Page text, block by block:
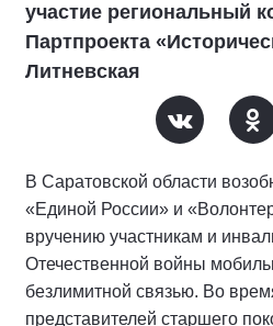
участие региональный
Партпроекта
Литневская
В Саратовской области
«Единой России» и
вручению участникам и
Отечественной войны
безлимитной связью. Во
представителей старшего